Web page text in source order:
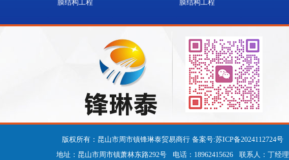
膜结构工程 膜结构工程
版权所有：昆山市周市镇锋琳泰贸易商行 备案号:苏ICP备2024112724号
地址：昆山市周市镇萧林东路292号 电话：18962415626 联系人：丁经理